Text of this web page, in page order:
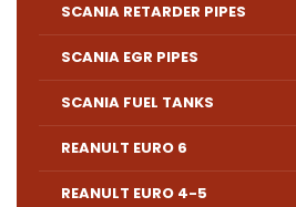
SCANIA RETARDER PIPES
SCANIA EGR PIPES
SCANIA FUEL TANKS
REANULT EURO 6
REANULT EURO 4-5